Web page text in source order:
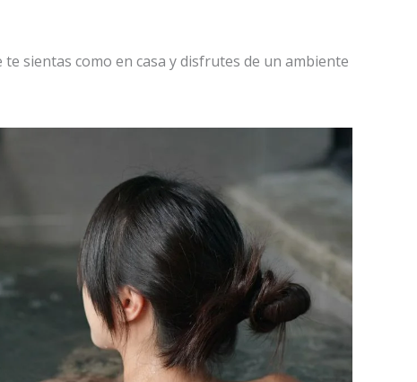
sientas como en casa y disfrutes de un ambiente